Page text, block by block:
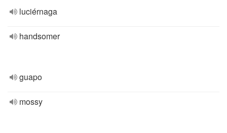
luciérnaga
handsomer
guapo
mossy